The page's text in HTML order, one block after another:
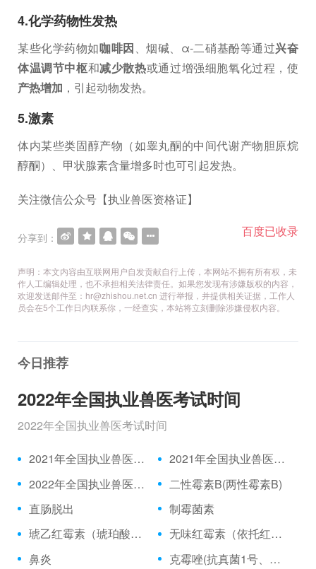
4.化学药物性发热
某些化学药物如咖啡因、烟碱、α-二硝基酚等通过兴奋
体温调节中枢和减少散热或通过增强细胞氧化过程，使
产热增加 ，引起动物发热。
5.激素
体内某些类固醇产物（如睾丸酮的中间代谢产物胆原烷
醇酮）、甲状腺素含量增多时也可引起发热。
关注微信公众号【执业兽医资格证】
百度已收录
分享到：
声明：本文内容由互联网用户自发贡献自行上传，本网站不拥有所有权，未
作人工编辑处理，也不承担相关法律责任。如果您发现有涉嫌版权的内容，
欢迎发送邮件至：hr@zhishou.net.cn 进行举报，并提供相关证据，工作人
员会在5个工作日内联系你，一经查实，本站将立刻删除涉嫌侵权内容。
今日推荐
2022年全国执业兽医考试时间
2022年全国执业兽医考试时间
2021年全国执业兽医资格考试成绩公布时间、合格分数线
2021年全国执业兽医资格考试真题
2022年全国执业兽医考试时间
二性霉素B(两性霉素B)
直肠脱出
制霉菌素
琥乙红霉素（琥珀酸红霉素、乙琥红霉素）
无味红霉素（依托红霉素）
鼻炎
克霉唑(抗真菌1号、三苯甲咪唑)